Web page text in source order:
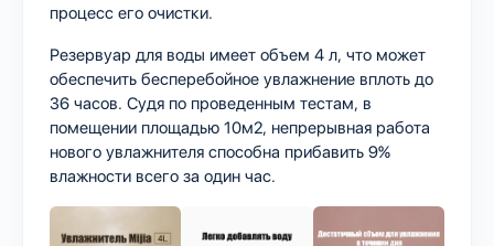
процесс его очистки.
Резервуар для воды имеет объем 4 л, что может
обеспечить бесперебойное увлажнение вплоть до
36 часов. Судя по проведенным тестам, в
помещении площадью 10м2, непрерывная работа
нового увлажнителя способна прибавить 9%
влажности всего за один час.